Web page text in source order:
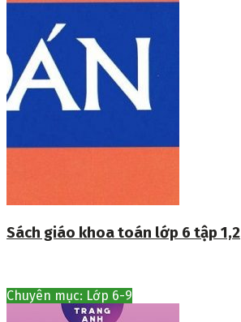
Sách giáo khoa toán lớp 6 tập 1,2
Chuyên mục: Lớp 6-9